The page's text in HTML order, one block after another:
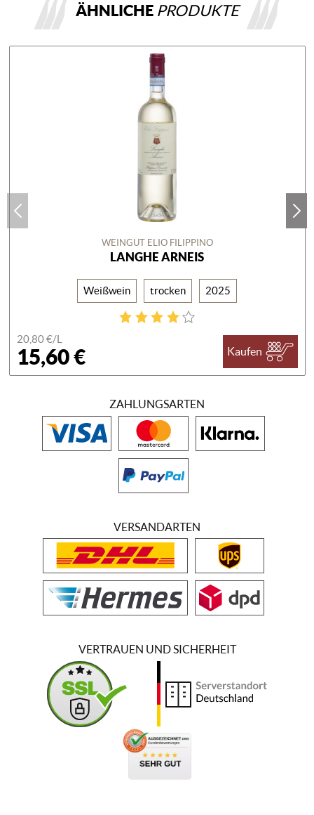
ÄHNLICHE PRODUKTE
WEINGUT ELIO FILIPPINO
LANGHE ARNEIS
Weißwein trocken 2025
20,80 €/L
15,60 € Kaufen
ZAHLUNGSARTEN
VERSANDARTEN
VERTRAUEN UND SICHERHEIT